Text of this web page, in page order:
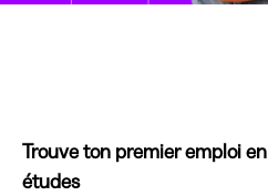
Trouve ton premier emploi
études